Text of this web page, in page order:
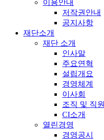
이용안내
저작권안내
공지사항
재단소개
재단 소개
인사말
주요연혁
설립개요
경영체계
이사회
조직 및 직원
CI소개
열린경영
경영공시